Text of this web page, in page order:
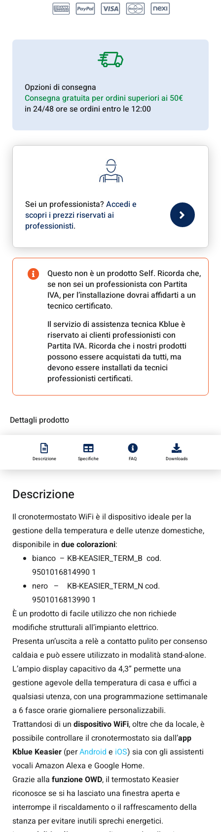
Opzioni di consegna
Consegna gratuita per ordini superiori ai 50€
in 24/48 ore se ordini entro le 12:00
Sei un professionista? Accedi e
scopri i prezzi riservati ai
professionisti.
Questo non è un prodotto Self. Ricorda che,
se non sei un professionista con Partita
IVA, per l’installazione dovrai affidarti a un
tecnico certificato.
Il servizio di assistenza tecnica Kblue è
riservato ai clienti professionisti con
Partita IVA. Ricorda che i nostri prodotti
possono essere acquistati da tutti, ma
devono essere installati da tecnici
professionisti certificati.
Dettagli prodotto
Descrizione
Il cronotermostato WiFi è il dispositivo ideale per la
gestione della temperatura e delle utenze domestiche,
disponibile in due colorazioni:
bianco – KB-KEASIER_TERM_B cod.
9501016814990 1
nero – KB-KEASIER_TERM_N cod.
9501016813990 1
È un prodotto di facile utilizzo che non richiede
modifiche strutturali all’impianto elettrico.
Presenta un’uscita a relè a contatto pulito per consenso
caldaia e può essere utilizzato in modalità stand-alone.
L’ampio display capacitivo da 4,3” permette una
gestione agevole della temperatura di casa e uffici a
qualsiasi utenza, con una programmazione settimanale
a 6 fasce orarie giornaliere personalizzabili.
Trattandosi di un dispositivo WiFi, oltre che da locale, è
possibile controllare il cronotermostato sia dall’app
Kblue Keasier (perAndroid e iOS) sia con gli assistenti
vocali Amazon Alexa e Google Home.
Grazie alla funzione OWD, il termostato Keasier
riconosce se si ha lasciato una finestra aperta e
interrompe il riscaldamento o il raffrescamento della
stanza per evitare inutili sprechi energetici.